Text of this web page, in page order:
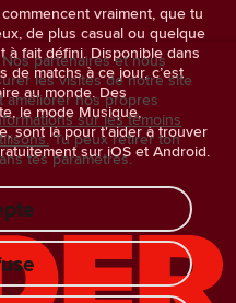
vraiment, que tu
de plus casual ou quelque
à fait défini. Disponible dans
de matchs à ce jour, c’est
au monde. Des
le mode Musique,
sont là pour t'aider à trouver
sur iOS et Android.
partenaires et nous
les visites de notre site
nos propres
sur les témoins
Tu peux retirer ton
tes paramètres.